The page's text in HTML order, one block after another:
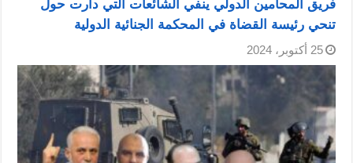
فريق المحامين الدولي ينفي الشائعات التي دارت حول
تنحي رئيسة القضاة في المحكمة الجنائية الدولية
25 أكتوبر، 2024